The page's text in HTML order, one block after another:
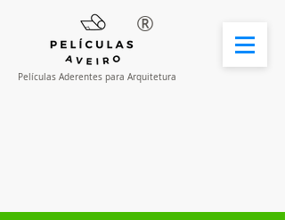
Películas Aderentes para Arquitetura
®